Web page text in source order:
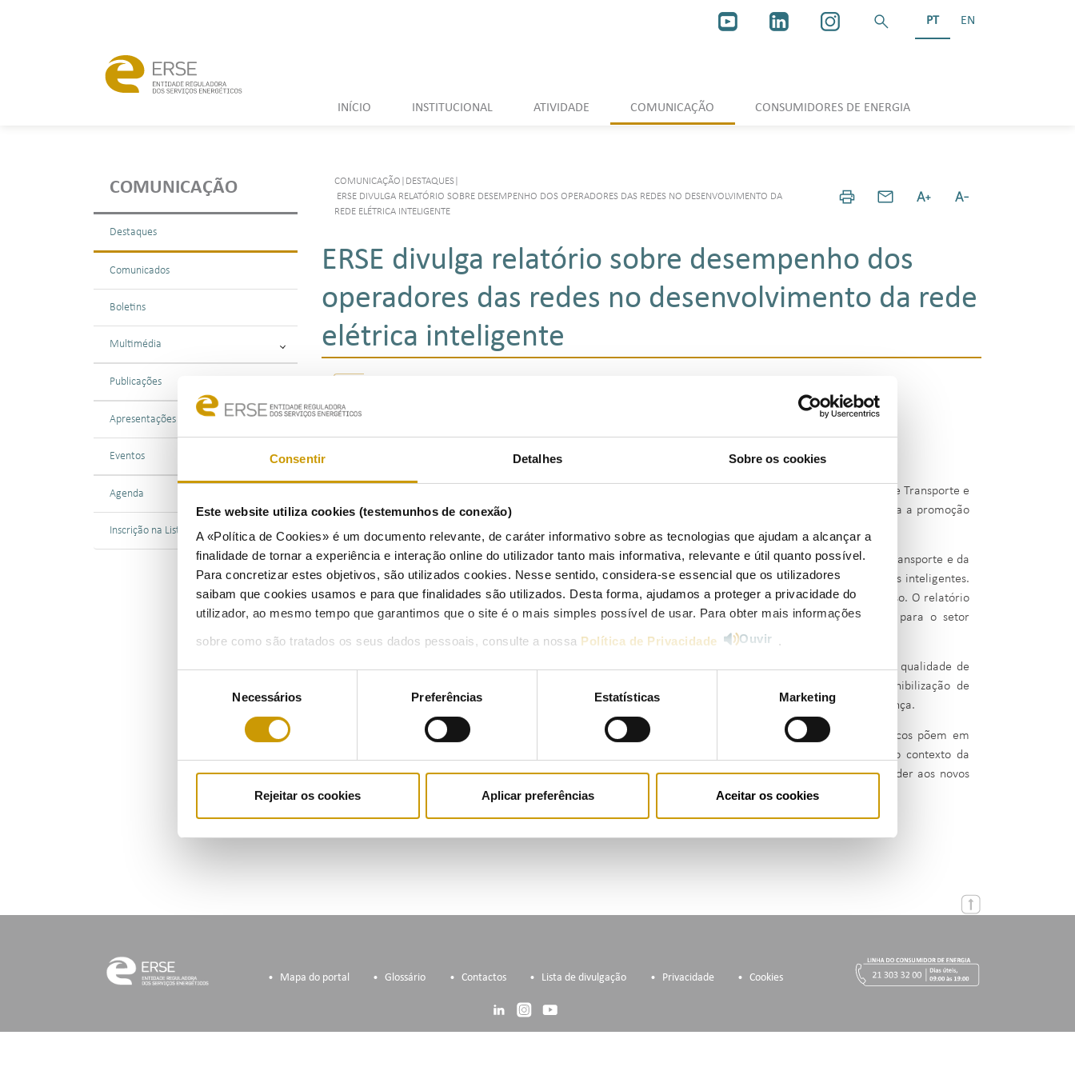
Consentir Detalhes Sobre os cookies
Este website utiliza cookies (testemunhos de conexão)
A «Política de Cookies» é um documento relevante, de caráter informativo sobre as tecnologias que ajudam a alcançar a
finalidade de tornar a experiência e interação online do utilizador tanto mais informativa, relevante e útil quanto possível.
Para concretizar estes objetivos, são utilizados cookies. Nesse sentido, considera-se essencial que os utilizadores
saibam que cookies usamos e para que finalidades são utilizados. Desta forma, ajudamos a proteger a privacidade do
utilizador, ao mesmo tempo que garantimos que o site é o mais simples possível de usar. Para obter mais informações
sobre como são tratados os seus dados pessoais, consulte a nossa Política de Privacidade Ouvir .
consentimento
Necessários Preferências Estatísticas Marketing
Rejeitar os cookies Aplicar preferências Aceitar os cookies
PT EN
INÍCIO INSTITUCIONAL ATIVIDADE COMUNICAÇÃO CONSUMIDORES DE ENERGIA
COMUNICAÇÃO
Destaques
Comunicados
Boletins
Multimédia
Publicações
Apresentações
Eventos
Agenda
Inscrição na Lista de Divulgação
COMUNICAÇÃO DESTAQUES
ERSE DIVULGA RELATÓRIO SOBRE DESEMPENHO DOS OPERADORES DAS REDES NO DESENVOLVIMENTO DA
REDE ELÉTRICA INTELIGENTE
ERSE divulga relatório sobre desempenho dos
operadores das redes no desenvolvimento da rede
elétrica inteligente
A ERSE – Entidade Reguladora dos Serviços Energéticos divulgou o ‘Relatório de Monitorização das Redes de Transporte e
de Distribuição’ de energia elétrica, onde se analisa o desenvolvimento da rede inteligente, tendo em vista a promoção
da eficiência energética e a integração da energia de fontes renováveis.
O relatório foi elaborado com base em indicadores de desempenho dos operadores da Rede Nacional de Transporte e da
Rede Nacional de Distribuição e sinaliza iniciativas concretas para o aproveitamento do potencial das redes inteligentes.
São disso exemplo, os avanços regulamentares e os projetos-piloto em preparação ou atualmente em curso. O relatório
inclui ainda recomendações para promover o desenvolvimento das redes inteligentes e os benefícios para o setor
elétrico.
As principais conclusões e recomendações incidem sobre o planeamento da rede e gestão de ativos, a qualidade de
serviço técnica, a prestação de serviços à rede e coordenação entre operadores, bem como a disponibilização de
informação, os benefícios das redes inteligentes, a observabilidade e controlabilidade, a par da cibersegurança.
Situações como o Apagão Ibérico, de 28 de abril de 2025, e os recentes eventos climáticos catastróficos põem em
evidência o papel da gestão inteligente da rede no reforço da sua resiliência e do sistema elétrico no contexto da
transição energética, destacando que essa gestão inteligente aumenta a capacidade de o sistema responder aos novos
desafios.
Mapa do portal Glossário Contactos Lista de divulgação Privacidade Cookies